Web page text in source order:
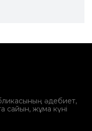
әдебиет,
сайын, жұма күні